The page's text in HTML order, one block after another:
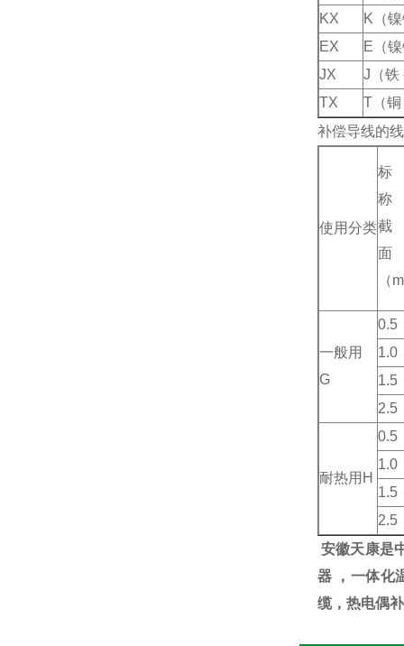
KX
K（
EX
E（
JX
J（铁
TX
T（
补偿导线的
使用分类
标
称
截
面
（
一般用
G
0.5
1.0
1.5
2.5
耐热用H
0.5
1.0
1.5
2.5
安徽天康是
器 ，一体化
缆，热电偶